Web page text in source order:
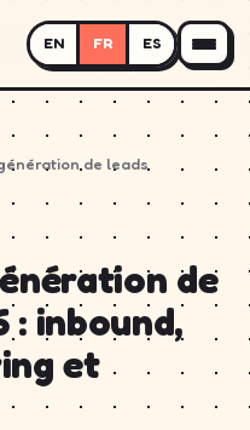
EN FR ES
de leads
de
: inbound,
et